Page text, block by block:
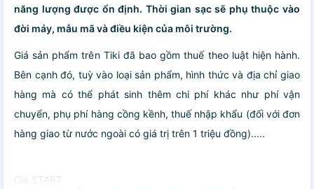
năng lượng được ổn định. Thời gian sạc sẽ phụ thuộc vào
đời máy, mẫu mã và điều kiện của môi trường.
Giá sản phẩm trên Tiki đã bao gồm thuế theo luật hiện hành.
Bên cạnh đó, tuỳ vào loại sản phẩm, hình thức và địa chỉ giao
hàng mà có thể phát sinh thêm chi phí khác như phí vận
chuyển, phụ phí hàng cồng kềnh, thuế nhập khẩu (đối với đơn
hàng giao từ nước ngoài có giá trị trên 1 triệu đồng).....
Giá START